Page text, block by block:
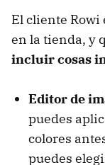
El cliente
en la tienda, y
incluir cosas
Editor de
puedes
colores
puedes